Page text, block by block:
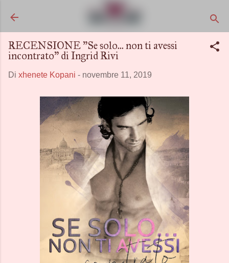
RECENSIONE "Se solo... non ti avessi
incontrato" di Ingrid Rivi
Di xhenete Kopani - novembre 11, 2019